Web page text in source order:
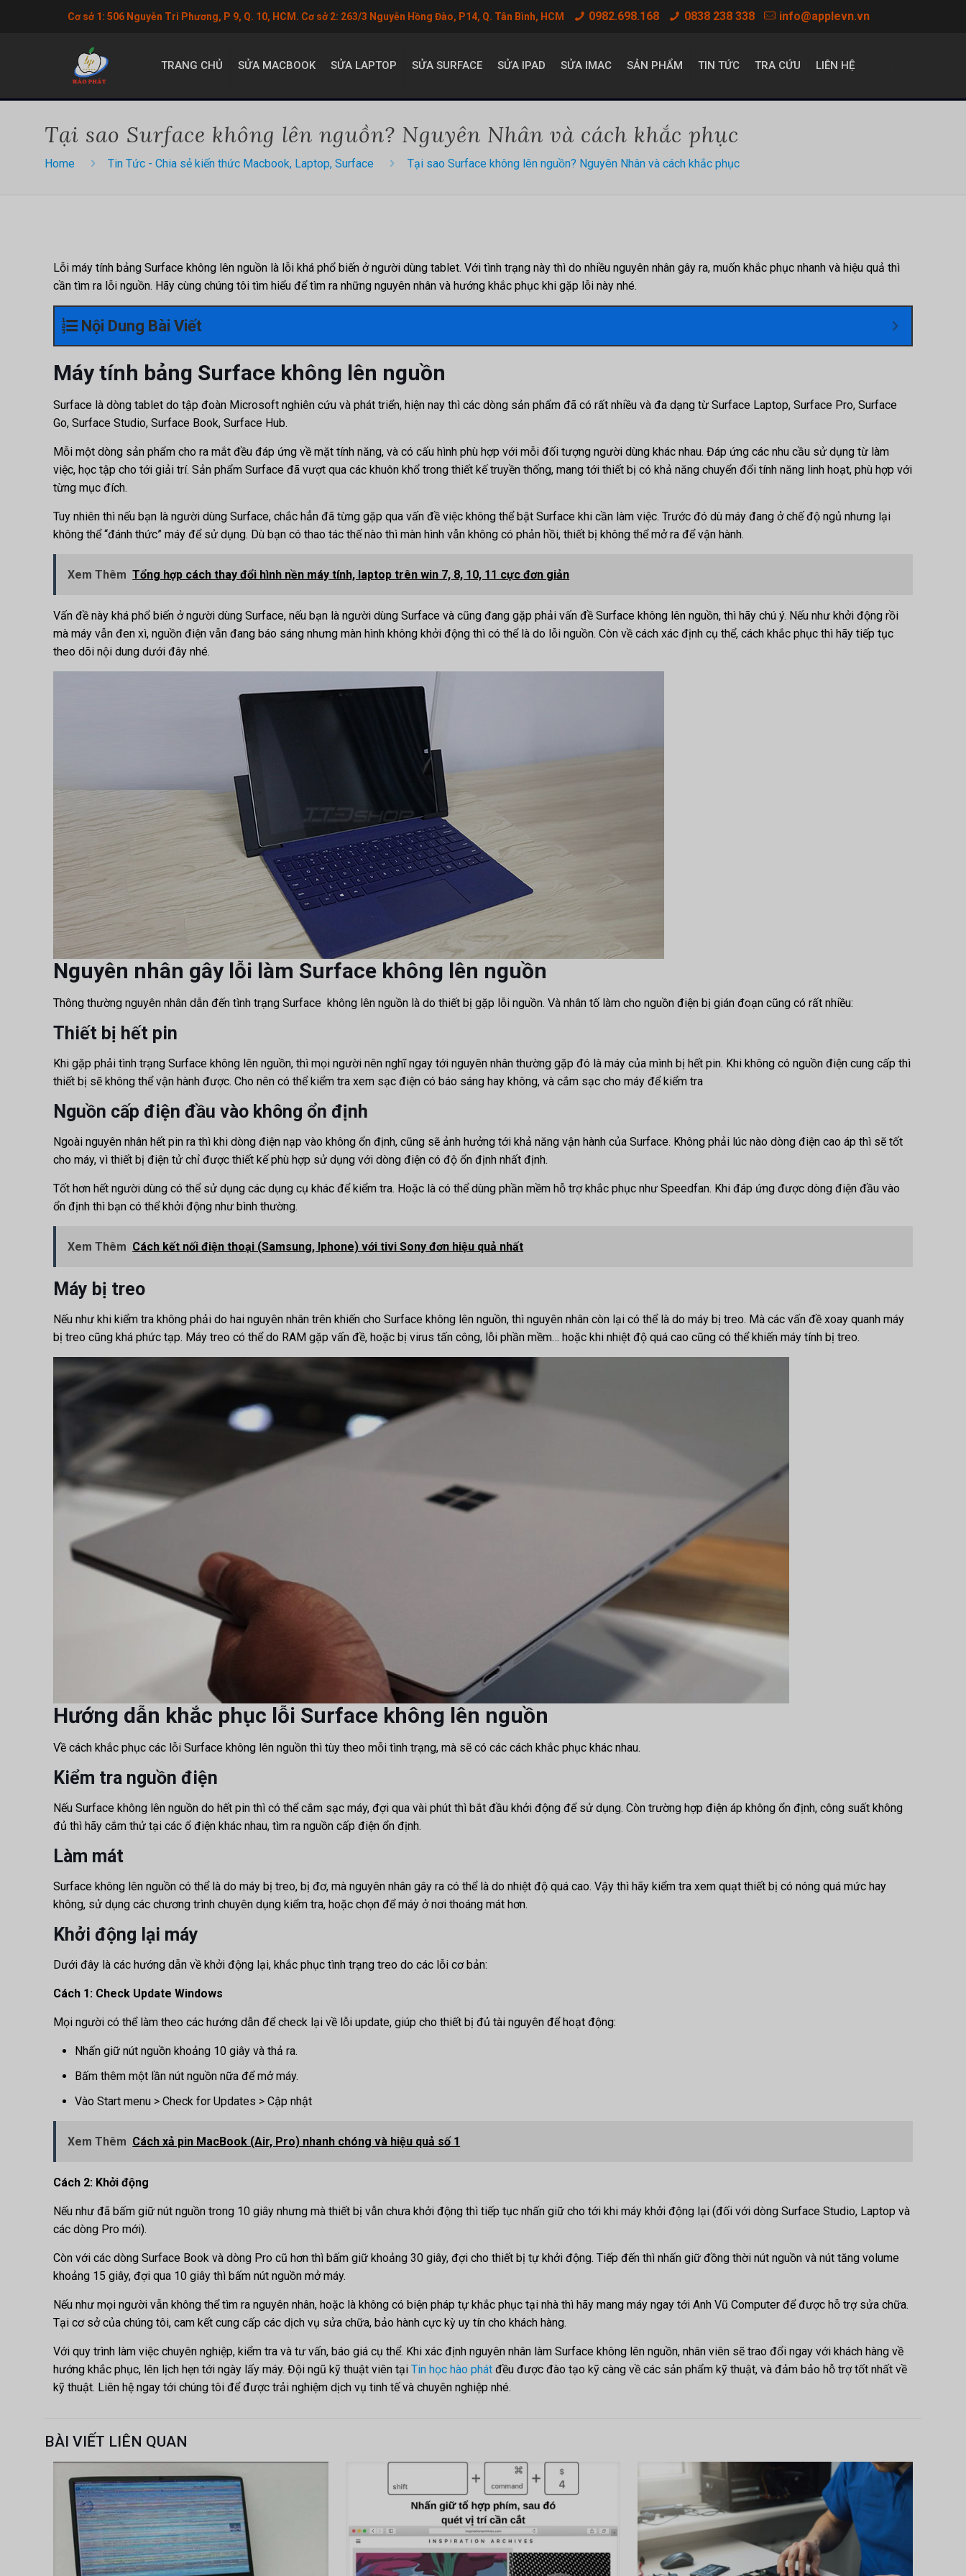
Cơ sở 1: 506 Nguyễn Tri Phương, P 9, Q. 10, HCM. Cơ sở 2: 263/3 Nguyễn Hồng Đào, P14, Q. Tân Bình, HCM 0982.698.168 0838 238 338 info@applevn.vn
TRANG CHỦ SỬA MACBOOK SỬA LAPTOP SỬA SURFACE SỬA IPAD SỬA IMAC SẢN PHẨM TIN TỨC TRA CỨU LIÊN HỆ
Tại sao Surface không lên nguồn? Nguyên Nhân và cách khắc phục
Home Tin Tức - Chia sẻ kiến thức Macbook, Laptop, Surface Tại sao Surface không lên nguồn? Nguyên Nhân và cách khắc phục
Lỗi máy tính bảng Surface không lên nguồn là lỗi khá phổ biến ở người dùng tablet. Với tình trạng này thì do nhiều nguyên nhân gây ra, muốn khắc phục nhanh và hiệu quả thì
cần tìm ra lỗi nguồn. Hãy cùng chúng tôi tìm hiểu để tìm ra những nguyên nhân và hướng khắc phục khi gặp lỗi này nhé.
Nội Dung Bài Viết
Máy tính bảng Surface không lên nguồn
Surface là dòng tablet do tập đoàn Microsoft nghiên cứu và phát triển, hiện nay thì các dòng sản phẩm đã có rất nhiều và đa dạng từ Surface Laptop, Surface Pro, Surface
Go, Surface Studio, Surface Book, Surface Hub.
Mỗi một dòng sản phẩm cho ra mắt đều đáp ứng về mặt tính năng, và có cấu hình phù hợp với mỗi đối tượng người dùng khác nhau. Đáp ứng các nhu cầu sử dụng từ làm
việc, học tập cho tới giải trí. Sản phẩm Surface đã vượt qua các khuôn khổ trong thiết kế truyền thống, mang tới thiết bị có khả năng chuyển đổi tính năng linh hoạt, phù hợp với
từng mục đích.
Tuy nhiên thì nếu bạn là người dùng Surface, chắc hẳn đã từng gặp qua vấn đề việc không thể bật Surface khi cần làm việc. Trước đó dù máy đang ở chế độ ngủ nhưng lại
không thể “đánh thức” máy để sử dụng. Dù bạn có thao tác thế nào thì màn hình vẫn không có phản hồi, thiết bị không thể mở ra để vận hành.
Xem Thêm Tổng hợp cách thay đổi hình nền máy tính, laptop trên win 7, 8, 10, 11 cực đơn giản
Vấn đề này khá phổ biến ở người dùng Surface, nếu bạn là người dùng Surface và cũng đang gặp phải vấn đề Surface không lên nguồn, thì hãy chú ý. Nếu như khởi động rồi
mà máy vẫn đen xì, nguồn điện vẫn đang báo sáng nhưng màn hình không khởi động thì có thể là do lỗi nguồn. Còn về cách xác định cụ thể, cách khắc phục thì hãy tiếp tục
theo dõi nội dung dưới đây nhé.
Nguyên nhân gây lỗi làm Surface không lên nguồn
Thông thường nguyên nhân dẫn đến tình trạng Surface không lên nguồn là do thiết bị gặp lỗi nguồn. Và nhân tố làm cho nguồn điện bị gián đoạn cũng có rất nhiều:
Thiết bị hết pin
Khi gặp phải tình trạng Surface không lên nguồn, thì mọi người nên nghĩ ngay tới nguyên nhân thường gặp đó là máy của mình bị hết pin. Khi không có nguồn điện cung cấp thì
thiết bị sẽ không thể vận hành được. Cho nên có thể kiểm tra xem sạc điện có báo sáng hay không, và cắm sạc cho máy để kiểm tra
Nguồn cấp điện đầu vào không ổn định
Ngoài nguyên nhân hết pin ra thì khi dòng điện nạp vào không ổn định, cũng sẽ ảnh hưởng tới khả năng vận hành của Surface. Không phải lúc nào dòng điện cao áp thì sẽ tốt
cho máy, vì thiết bị điện tử chỉ được thiết kế phù hợp sử dụng với dòng điện có độ ổn định nhất định.
Tốt hơn hết người dùng có thể sử dụng các dụng cụ khác để kiểm tra. Hoặc là có thể dùng phần mềm hỗ trợ khắc phục như Speedfan. Khi đáp ứng được dòng điện đầu vào
ổn định thì bạn có thể khởi động như bình thường.
Xem Thêm Cách kết nối điện thoại (Samsung, Iphone) với tivi Sony đơn hiệu quả nhất
Máy bị treo
Nếu như khi kiểm tra không phải do hai nguyên nhân trên khiến cho Surface không lên nguồn, thì nguyên nhân còn lại có thể là do máy bị treo. Mà các vấn đề xoay quanh máy
bị treo cũng khá phức tạp. Máy treo có thể do RAM gặp vấn đề, hoặc bị virus tấn công, lỗi phần mềm… hoặc khi nhiệt độ quá cao cũng có thể khiến máy tính bị treo.
Hướng dẫn khắc phục lỗi Surface không lên nguồn
Về cách khắc phục các lỗi Surface không lên nguồn thì tùy theo mỗi tình trạng, mà sẽ có các cách khắc phục khác nhau.
Kiểm tra nguồn điện
Nếu Surface không lên nguồn do hết pin thì có thể cắm sạc máy, đợi qua vài phút thì bắt đầu khởi động để sử dụng. Còn trường hợp điện áp không ổn định, công suất không
đủ thì hãy cắm thử tại các ổ điện khác nhau, tìm ra nguồn cấp điện ổn định.
Làm mát
Surface không lên nguồn có thể là do máy bị treo, bị đơ, mà nguyên nhân gây ra có thể là do nhiệt độ quá cao. Vậy thì hãy kiểm tra xem quạt thiết bị có nóng quá mức hay
không, sử dụng các chương trình chuyên dụng kiểm tra, hoặc chọn để máy ở nơi thoáng mát hơn.
Khởi động lại máy
Dưới đây là các hướng dẫn về khởi động lại, khắc phục tình trạng treo do các lỗi cơ bản:
Cách 1: Check Update Windows
Mọi người có thể làm theo các hướng dẫn để check lại về lỗi update, giúp cho thiết bị đủ tài nguyên để hoạt động:
Nhấn giữ nút nguồn khoảng 10 giây và thả ra.
Bấm thêm một lần nút nguồn nữa để mở máy.
Vào Start menu > Check for Updates > Cập nhật
Xem Thêm Cách xả pin MacBook (Air, Pro) nhanh chóng và hiệu quả số 1
Cách 2: Khởi động
Nếu như đã bấm giữ nút nguồn trong 10 giây nhưng mà thiết bị vẫn chưa khởi động thì tiếp tục nhấn giữ cho tới khi máy khởi động lại (đối với dòng Surface Studio, Laptop và
các dòng Pro mới).
Còn với các dòng Surface Book và dòng Pro cũ hơn thì bấm giữ khoảng 30 giây, đợi cho thiết bị tự khởi động. Tiếp đến thì nhấn giữ đồng thời nút nguồn và nút tăng volume
khoảng 15 giây, đợi qua 10 giây thì bấm nút nguồn mở máy.
Nếu như mọi người vẫn không thể tìm ra nguyên nhân, hoặc là không có biện pháp tự khắc phục tại nhà thì hãy mang máy ngay tới Anh Vũ Computer để được hỗ trợ sửa chữa.
Tại cơ sở của chúng tôi, cam kết cung cấp các dịch vụ sửa chữa, bảo hành cực kỳ uy tín cho khách hàng.
Với quy trình làm việc chuyên nghiệp, kiểm tra và tư vấn, báo giá cụ thể. Khi xác định nguyên nhân làm Surface không lên nguồn, nhân viên sẽ trao đổi ngay với khách hàng về
hướng khắc phục, lên lịch hẹn tới ngày lấy máy. Đội ngũ kỹ thuật viên tạiTin học hào phát đều được đào tạo kỹ càng về các sản phẩm kỹ thuật, và đảm bảo hỗ trợ tốt nhất về
kỹ thuật. Liên hệ ngay tới chúng tôi để được trải nghiệm dịch vụ tinh tế và chuyên nghiệp nhé.
BÀI VIẾT LIÊN QUAN